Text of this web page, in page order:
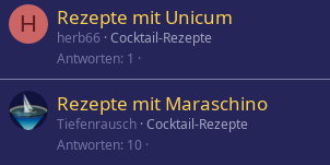
H Rezepte mit Unicum
herb66 Cocktail-Rezepte
Antworten 1
Rezepte mit Maraschino
Tiefenrausch Cocktail-Rezepte
Antworten 10